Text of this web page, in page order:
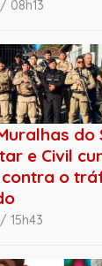
08h13
do
e Civil
o
15h43